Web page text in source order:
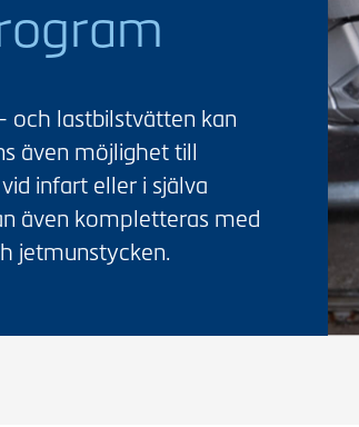
och lastbilstvätten kan
även möjlighet till
infart eller i själva
även kompletteras med
jetmunstycken.